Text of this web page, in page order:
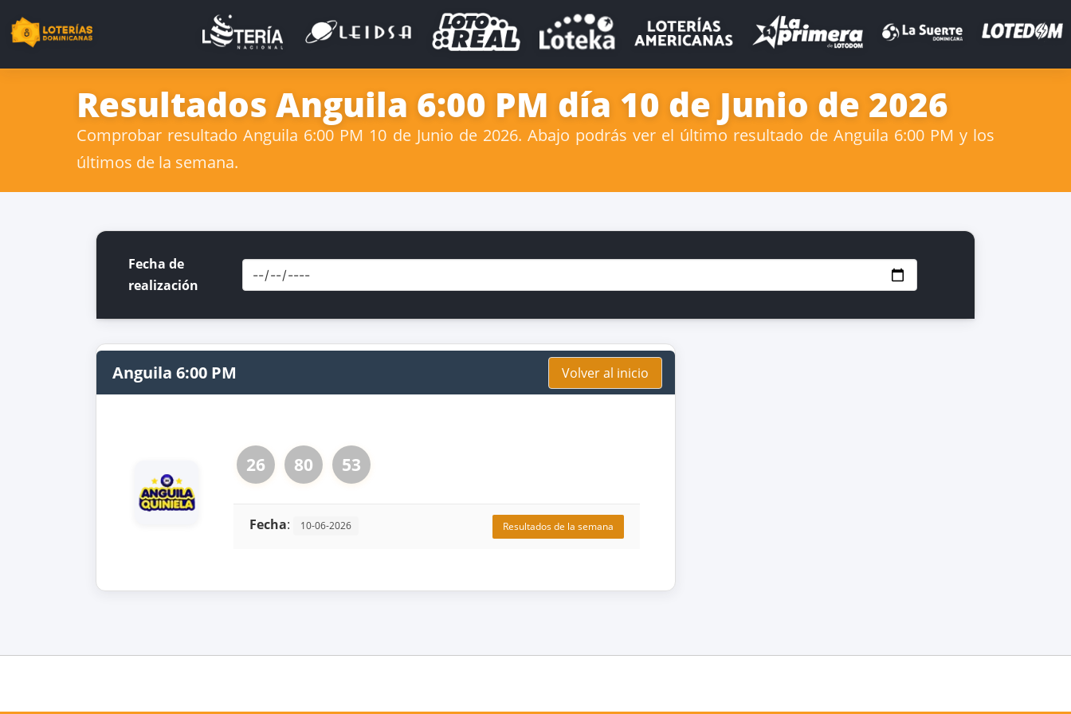
Resultados Anguila 6:00 PM día 10 de Junio de 2026
Comprobar resultado Anguila 6:00 PM 10 de Junio de 2026. Abajo podrás ver el último resultado de Anguila 6:00 PM y los
últimos de la semana.
Fecha de
realización
Anguila 6:00 PM Volver al inicio
26 80 53
Fecha: 10-06-2026 Resultados de la semana